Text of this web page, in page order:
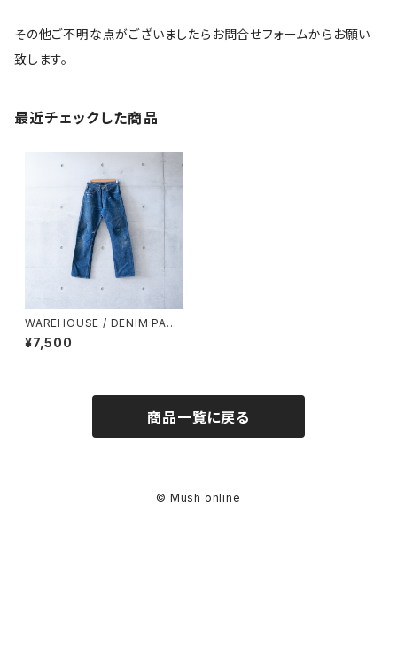
その他ご不明な点がございましたらお問合せフォームからお願い
致します。
最近チェックした商品
WAREHOUSE / DENIM PAN
TS (used)
¥7,500
商品一覧に戻る
© Mush online